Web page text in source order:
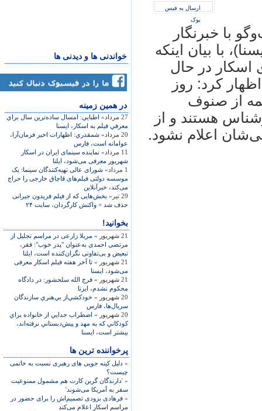
خواندنی ها و دیدنی ها
در همين زمينه
27 مرداد»
اطبايي: امسال ساده‌ترين سال براي
معرفي فيلم به اسكار، ایسنا
20 مرداد»
شمقدري: اظهارات اخير فرمان‌آرا،
عوامانه است، فارس
11 مرداد»
نماينده سينمای ايران در اسکار
شهريور معرفی می‌شود، ايلنا
1 مرداد»
شورای عالی تهيه‌کنندگان سينما: يک
موسسه دولتی فيلم‌های قاچاق خارجی را حراج
می‌کند، خبرآنلاين
29 تیر»
بخش‌هايی که از فيلم فريدون جيرانی
حذف شد + واکنش کارگردان، سايت ۲۴
بخوانید!
21 شهریور »
مريلا زارعی در مراسم تجليل از
مرتضی احمدی به‌عنوان "پدر خوب": فقر،
تبعيض و بی‌تفاوتی نگران‌کننده است، ايلنا
21 شهریور »
تا آخر هفته فيلم اسکار معرفی
می‌شود، ايسنا
21 شهریور »
فرج الله سلحشور: در دادگاه
محکوم نشدم، ايرنا
20 شهریور »
خودكشي‌از بي‌هنري سازندگان
سريال‌ها، فارس
20 شهریور »
اضطراب جدايي از خانواده براي
کودکاني که به مهد و پيش‌دبستاني نرفته‌اند،
بيشتر است، ایسنا
پرخواننده ترین ها
» دلیل کینه جویی های رهبری نسبت به خاتمی
چیست؟
» 'دارندگان گرین کارت هم مشمول ممنوعیت
سفر به آمریکا می‌شوند'
» فرهادی بزودی تصمیم‌اش را برای حضور در
مراسم اسکار اعلام می‌کند
ارسال به فیس
بوک
با خبرنگار
با بيان اينکه
اسکار در حال
کرد: روز
از صنوف
هستند و از
اعلام نشود.